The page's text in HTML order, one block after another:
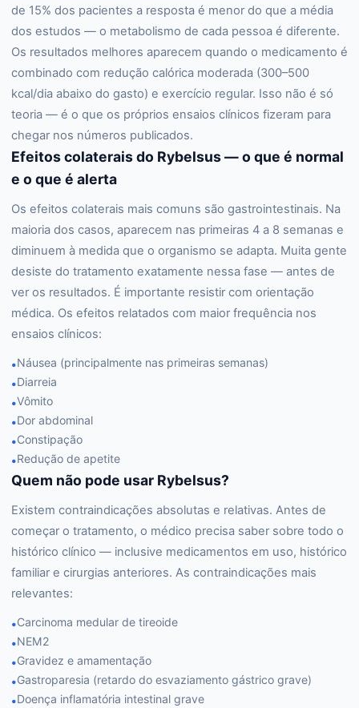
de 15% dos pacientes a resposta é menor do que a média
dos estudos — o metabolismo de cada pessoa é diferente.
Os resultados melhores aparecem quando o medicamento é
combinado com redução calórica moderada (300–500
kcal/dia abaixo do gasto) e exercício regular. Isso não é só
teoria — é o que os próprios ensaios clínicos fizeram para
chegar nos números publicados.
Efeitos colaterais do Rybelsus — o que é normal
e o que é alerta
Os efeitos colaterais mais comuns são gastrointestinais. Na
maioria dos casos, aparecem nas primeiras 4 a 8 semanas e
diminuem à medida que o organismo se adapta. Muita gente
desiste do tratamento exatamente nessa fase — antes de
ver os resultados. É importante resistir com orientação
médica. Os efeitos relatados com maior frequência nos
ensaios clínicos:
•Náusea (principalmente nas primeiras semanas)
•Diarreia
•Vômito
•Dor abdominal
•Constipação
•Redução de apetite
Quem não pode usar Rybelsus?
Existem contraindicações absolutas e relativas. Antes de
começar o tratamento, o médico precisa saber sobre todo o
histórico clínico — inclusive medicamentos em uso, histórico
familiar e cirurgias anteriores. As contraindicações mais
relevantes:
•Carcinoma medular de tireoide
•NEM2
•Gravidez e amamentação
•Gastroparesia (retardo do esvaziamento gástrico grave)
•Doença inflamatória intestinal grave